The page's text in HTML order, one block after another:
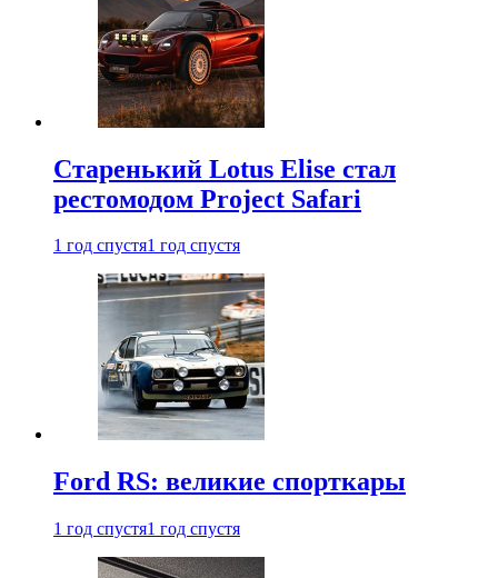
Старенький Lotus Elise стал
рестомодом Project Safari
1 год спустя1 год спустя
Ford RS: великие спорткары
1 год спустя1 год спустя